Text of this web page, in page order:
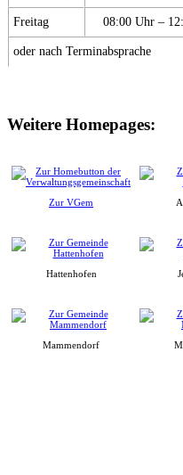
Freitag 08:00 Uhr –
oder nach Terminabsprache
Weitere Homepages:
Zur VGem
Hattenhofen
Mammendorf